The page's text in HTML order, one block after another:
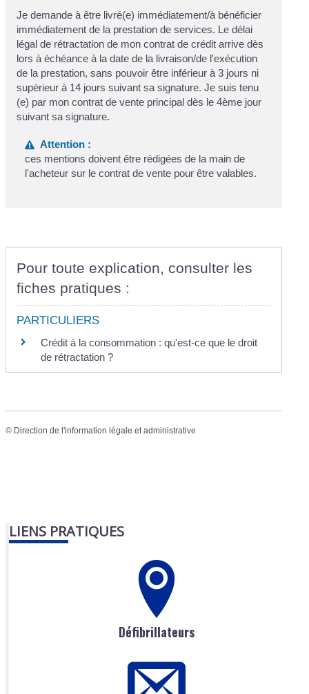
Je demandeà être livré(e) immédiatement/à bénéficier
immédiatement de la prestation de services. Le délai
légal de rétractation de mon contrat de crédit arrive dès
lors à échéance à la datede la livraison/de l'exécution
de la prestation, sans pouvoir être inférieur à 3 jours ni
supérieur à 14 jours suivant sa signature. Je suis tenu
(e) par mon contrat de vente principal dès le 4ème jour
suivant sa signature.
Attention :
ces mentions doivent être rédigées de la main de
l'acheteur sur le contrat de vente pour être valables.
Pour toute explication, consulter les
fiches pratiques :
PARTICULIERS
Crédit à la consommation : qu'est-ce que le droit
de rétractation ?
© Direction de l'information légale et administrative
LIENS PRATIQUES
Défibrillateurs